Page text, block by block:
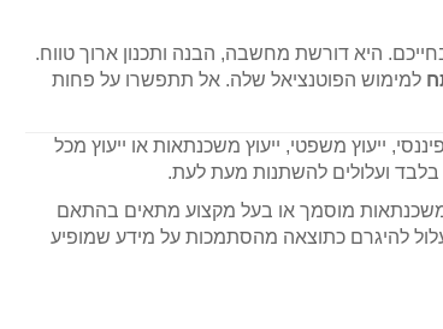
היא דורשת מחשבה, הבנה ותכנון ארוך טווח.
למימוש הפוטנציאל שלה. אל תתפשרו על פחות
ייעוץ משפטי, ייעוץ משכנתאות או ייעוץ מכל
בלבד ועלולים להשתנות מעת לעת.
משכנתאות מוסמך או בעל מקצוע מתאים בהתאם
להיגרם כתוצאה מהסתמכות על מידע שמופיע